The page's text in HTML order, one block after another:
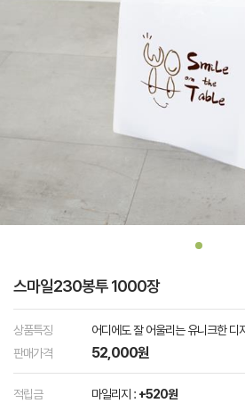
스마일230봉투 1000장
상품특징
어디에도 잘 어울리는 유니크한 디
판매가격
52,000원
적립금 마일리지 : +520원